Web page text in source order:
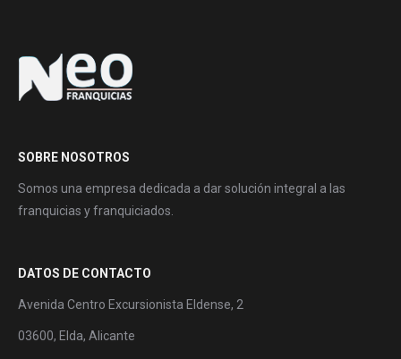
SOBRE NOSOTROS
Somos una empresa dedicada a dar solución integral a las
franquicias y franquiciados.
DATOS DE CONTACTO
Avenida Centro Excursionista Eldense, 2
03600, Elda, Alicante